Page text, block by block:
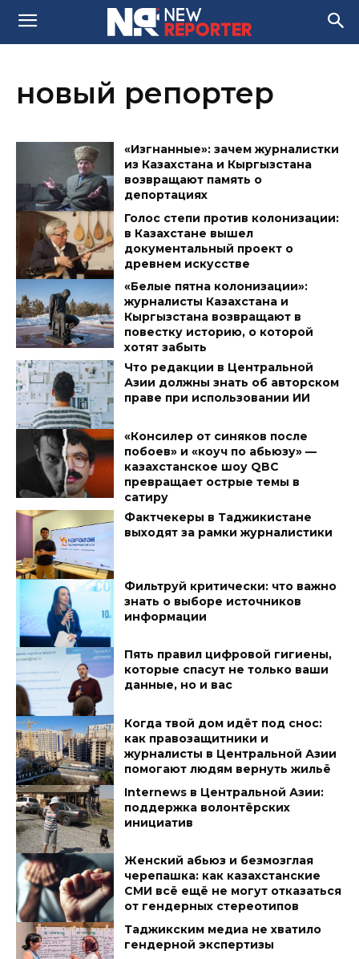
новый репортер
«Изгнанные»: зачем журналистки
из Казахстана и Кыргызстана
возвращают память о
депортациях
Голос степи против колонизации:
в Казахстане вышел
документальный проект о
древнем искусстве
«Белые пятна колонизации»:
журналисты Казахстана и
Кыргызстана возвращают в
повестку историю, о которой
хотят забыть
Что редакции в Центральной
Азии должны знать об авторском
праве при использовании ИИ
«Консилер от синяков после
побоев» и «коуч по абьюзу» —
казахстанское шоу QBC
превращает острые темы в
сатиру
Фактчекеры в Таджикистане
выходят за рамки журналистики
Фильтруй критически: что важно
знать о выборе источников
информации
Пять правил цифровой гигиены,
которые спасут не только ваши
данные, но и вас
Когда твой дом идёт под снос:
как правозащитники и
журналисты в Центральной Азии
помогают людям вернуть жильё
Internews в Центральной Азии:
поддержка волонтёрских
инициатив
Женский абьюз и безмозглая
черепашка: как казахстанские
СМИ всё ещё не могут отказаться
от гендерных стереотипов
Таджикским медиа не хватило
гендерной экспертизы